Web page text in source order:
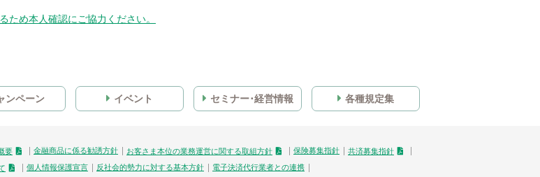
ため本人確認にご協力ください。
ンペーン イベント セミナー･経営情報 各種規定集
要 金融商品に係る勧誘方針 お客さま本位の業務運営に関する取組方針 保険募集指針
共済募集指針
個人情報保護宣言 反社会的勢力に対する基本方針 電子決済代行業者との連携